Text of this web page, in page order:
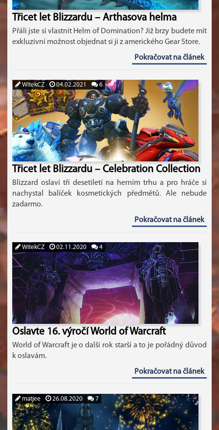
Třicet let Blizzardu – Arthasova helma
Přáli jste si vlastnit Helm of Domination? Již brzy budete mít
exkluzivní možnost objednat si ji z amerického Gear Store.
Pokračovat na článek
WitekCZ 04.02.2021 6
Třicet let Blizzardu – Celebration Collection
Blizzard oslaví tři desetiletí na herním trhu a pro hráče si
nachystal balíček kosmetických předmětů. Ale nebude
zadarmo.
Pokračovat na článek
WitekCZ 02.11.2020 4
Oslavte 16. výročí World of Warcraft
World of Warcraft je o další rok starší a to je pořádný důvod
k oslavám.
Pokračovat na článek
matjee 26.08.2020 7